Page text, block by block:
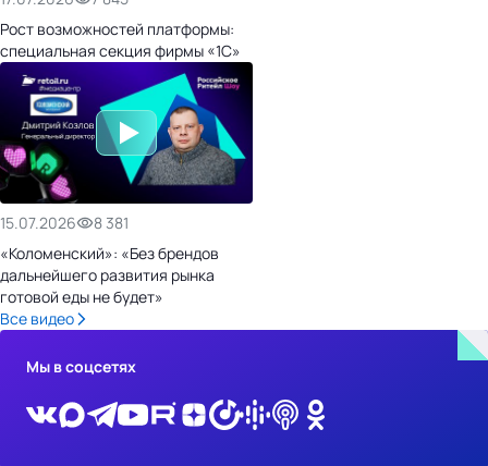
Рост возможностей платформы:
специальная секция фирмы «1С»
15.07.2026
8 381
«Коломенский»: «Без брендов
дальнейшего развития рынка
готовой еды не будет»
Все видео
Мы в соцсетях